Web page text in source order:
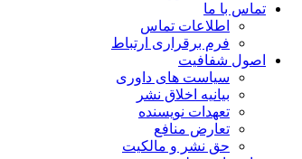
تماس با ما
اطلاعات تماس
فرم برقراری ارتباط
اصول شفافیت
سیاست های داوری
بیانیه اخلاق نشر
تعهدات نویسنده
تعارض منافع
حق نشر و مالکیت